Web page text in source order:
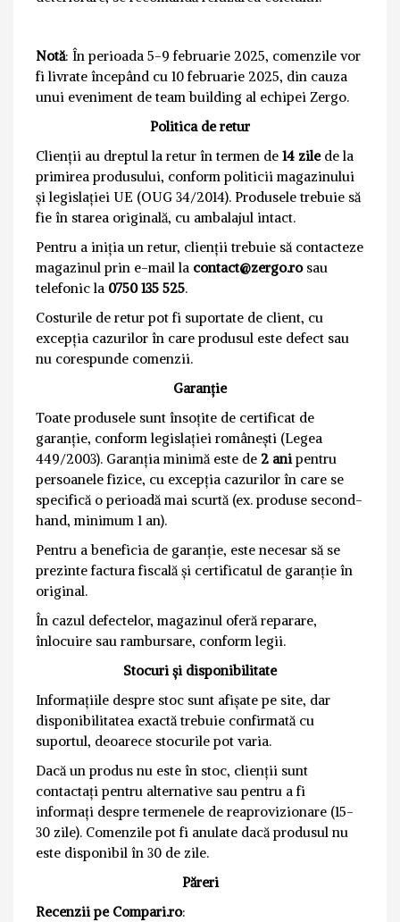
Notă: În perioada 5-9 februarie 2025, comenzile vor
fi livrate începând cu 10 februarie 2025, din cauza
unui eveniment de team building al echipei Zergo.
Politica de retur
Clienții au dreptul la retur în termen de 14 zilede la
primirea produsului, conform politicii magazinului
și legislației UE (OUG 34/2014). Produsele trebuie să
fie în starea originală, cu ambalajul intact.
Pentru a iniția un retur, clienții trebuie să contacteze
magazinul prin e-mail la contact@zergo.rosau
telefonic la 0750 135 525.
Costurile de retur pot fi suportate de client, cu
excepția cazurilor în care produsul este defect sau
nu corespunde comenzii.
Garanție
Toate produsele sunt însoțite de certificat de
garanție, conform legislației românești (Legea
449/2003). Garanția minimă este de 2 anipentru
persoanele fizice, cu excepția cazurilor în care se
specifică o perioadă mai scurtă (ex. produse second-
hand, minimum 1 an).
Pentru a beneficia de garanție, este necesar să se
prezinte factura fiscală și certificatul de garanție în
original.
În cazul defectelor, magazinul oferă reparare,
înlocuire sau rambursare, conform legii.
Stocuri și disponibilitate
Informațiile despre stoc sunt afișate pe site, dar
disponibilitatea exactă trebuie confirmată cu
suportul, deoarece stocurile pot varia.
Dacă un produs nu este în stoc, clienții sunt
contactați pentru alternative sau pentru a fi
informați despre termenele de reaprovizionare (15-
30 zile). Comenzile pot fi anulate dacă produsul nu
este disponibil în 30 de zile.
Păreri
Recenzii pe Compari.ro: